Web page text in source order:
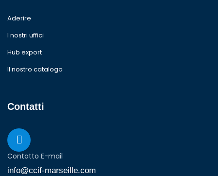
Aderire
I nostri uffici
Hub export
Il nostro catalogo
Contatti
Contatto E-mail
info@ccif-marseille.com